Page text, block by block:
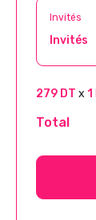
Invités
Invités
279 DT x 1
Total